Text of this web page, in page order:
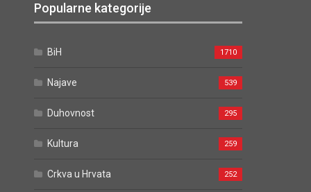
Popularne kategorije
BiH 1710
Najave 539
Duhovnost 295
Kultura 259
Crkva u Hrvata 252